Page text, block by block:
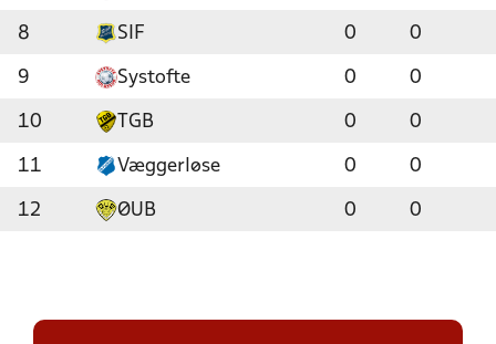
8 SIF 0 0
9 Systofte 0 0
10 TGB 0 0
11 Væggerløse 0 0
12 ØUB 0 0